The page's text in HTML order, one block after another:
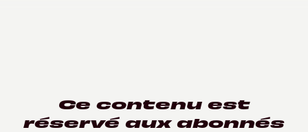
Ce contenu est
réservé aux abonnés